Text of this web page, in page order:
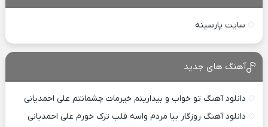
سایت پارسینه
آهنگ های جدید
دانلود آهنگ تو خواب و بیداریتم خیرمات چشمانتم علی احمدیانی
دانلود آهنگ روزگار بیا مردم واسه قلب ترک خورم علی احمدیانی